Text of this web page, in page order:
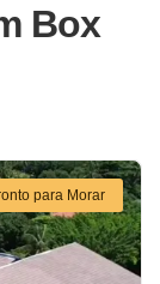
Box
para Morar